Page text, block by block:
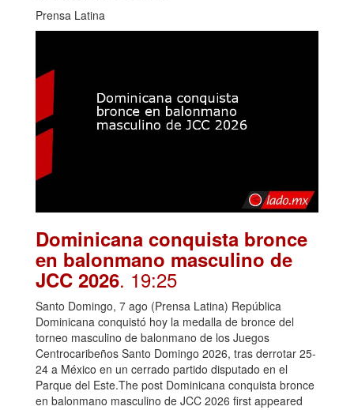
Prensa Latina
Dominicana conquista bronce
en balonmano masculino de
JCC 2026. 19:25
Santo Domingo, 7 ago (Prensa Latina) República
Dominicana conquistó hoy la medalla de bronce del
torneo masculino de balonmano de los Juegos
Centrocaribeños Santo Domingo 2026, tras derrotar 25-
24 a México en un cerrado partido disputado en el
Parque del Este.The post Dominicana conquista bronce
en balonmano masculino de JCC 2026 first appeared